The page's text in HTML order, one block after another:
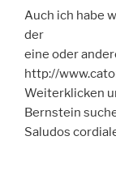
Auch ich habe
der
eine oder
http://
Weiterklicken
Bernstein
Saludos